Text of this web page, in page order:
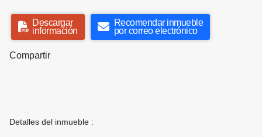
Descargar
información
Recomendar inmueble
por correo electrónico
Compartir
Detalles del inmueble :